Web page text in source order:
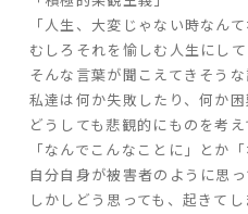
- 高断熱性能
- 高耐震性能
- 高耐久性能
- 保証
家づくりの流れ
よくあるご質問
「人生、大変じゃない時なんて
むしろそれを愉しむ人生にして
そんな言葉が聞こえてきそうな
私達は何か失敗したり、何か困
どうしても悲観的にものを考え
「なんでこんなことに」とか
自分自身が被害者のように思っ
しかしどう思っても、起きて